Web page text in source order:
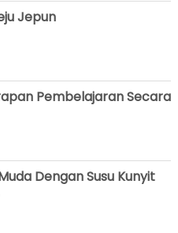
Jepun
Pembelajaran Secara
Dengan Susu Kunyit